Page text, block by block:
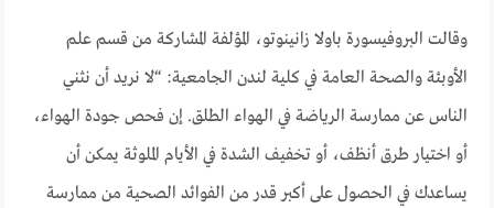
وقالت البروفيسورة باولا زانينوتو، المؤلفة المشاركة من قسم علم
الأوبئة والصحة العامة في كلية لندن الجامعية: “لا نريد أن نثني
الناس عن ممارسة الرياضة في الهواء الطلق. إن فحص جودة الهواء،
أو اختيار طرق أنظف، أو تخفيف الشدة في الأيام الملوثة يمكن أن
يساعدك في الحصول على أكبر قدر من الفوائد الصحية من ممارسة